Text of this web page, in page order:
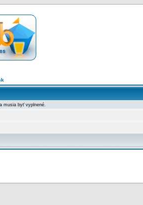
musia byť vyplnené.